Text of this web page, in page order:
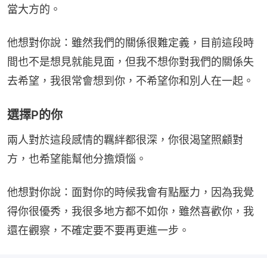
當大方的。
他想對你說：雖然我們的關係很難定義，目前這段時
間也不是想見就能見面，但我不想你對我們的關係失
去希望，我很常會想到你，不希望你和別人在一起。
選擇P的你
兩人對於這段感情的羈絆都很深，你很渴望照顧對
方，也希望能幫他分擔煩惱。
他想對你說：面對你的時候我會有點壓力，因為我覺
得你很優秀，我很多地方都不如你，雖然喜歡你，我
還在觀察，不確定要不要再更進一步。